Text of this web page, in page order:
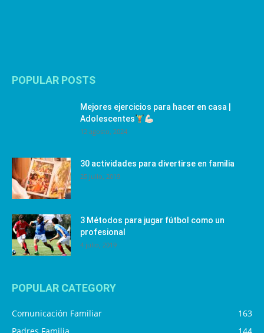
POPULAR POSTS
Mejores ejercicios para hacer en casa |
Adolescentes
12 agosto, 2024
30 actividades para divertirse en familia
25 julio, 2019
3 Métodos para jugar fútbol como un
profesional
4 julio, 2019
POPULAR CATEGORY
Comunicación Familiar
163